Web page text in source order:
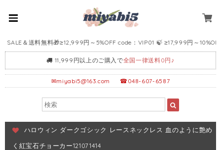
＆送料無料🎁≥12,999円～5%OFF code：VIP01 🍃 ≥17,999円～10%OFF
11,999円以上のご購入で全国一律送料0円♪
✉miyabi5@163.com ☎048-607-6587
ハロウィン ダークゴシック レースネックレス 血のように艶め
く紅宝石チョーカー121071414